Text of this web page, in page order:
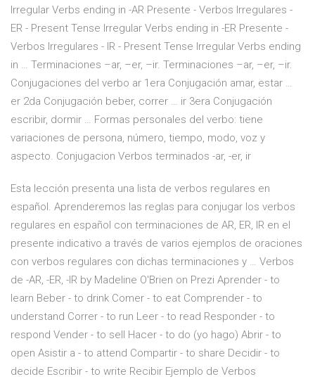
Irregular Verbs ending in -AR Presente - Verbos Irregulares -
ER - Present Tense Irregular Verbs ending in -ER Presente -
Verbos Irregulares - IR - Present Tense Irregular Verbs ending
in … Terminaciones –ar, –er, –ir. Terminaciones –ar, –er, –ir.
Conjugaciones del verbo ar 1era Conjugación amar, estar …
er 2da Conjugación beber, correr … ir 3era Conjugación
escribir, dormir … Formas personales del verbo: tiene
variaciones de persona, número, tiempo, modo, voz y
aspecto. Conjugacion Verbos terminados -ar, -er, ir
Esta lección presenta una lista de verbos regulares en
español. Aprenderemos las reglas para conjugar los verbos
regulares en español con terminaciones de AR, ER, IR en el
presente indicativo a través de varios ejemplos de oraciones
con verbos regulares con dichas terminaciones y … Verbos
de -AR, -ER, -IR by Madeline O'Brien on Prezi Aprender - to
learn Beber - to drink Comer - to eat Comprender - to
understand Correr - to run Leer - to read Responder - to
respond Vender - to sell Hacer - to do (yo hago) Abrir - to
open Asistir a - to attend Compartir - to share Decidir - to
decide Escribir - to write Recibir Ejemplo de Verbos